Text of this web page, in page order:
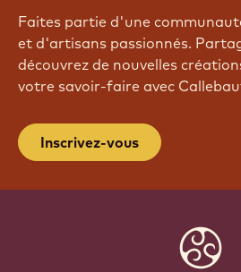
Faites partie d'une
et d'artisans passionnés.
découvrez de nouvelles
votre savoir-faire avec
Inscrivez-vous